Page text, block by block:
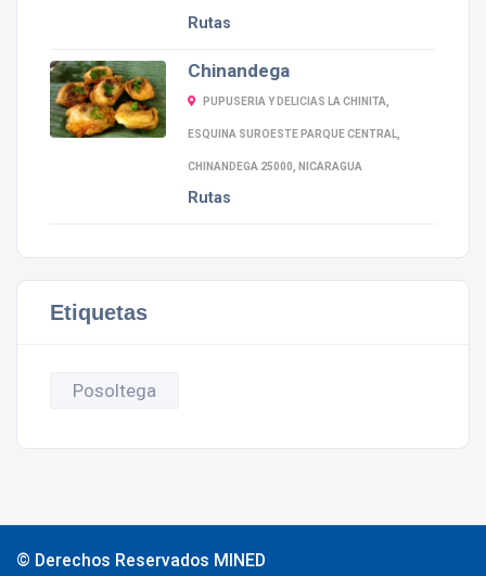
Rutas
Chinandega
PUPUSERIA Y DELICIAS LA CHINITA,
ESQUINA SUROESTE PARQUE CENTRAL,
CHINANDEGA 25000, NICARAGUA
Rutas
Etiquetas
Posoltega
© Derechos Reservados MINED